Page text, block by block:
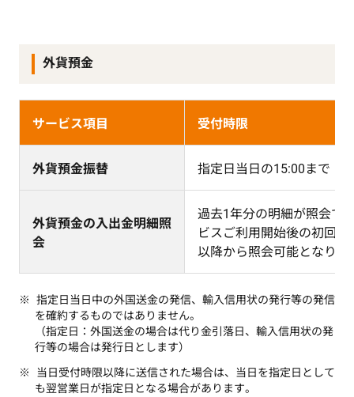
外貨預金
サービス項目 受付時限
外貨預金振替 指定日当日の15:00まで
外貨預金の入出金明細照
会
過去1年分の明細が照会で
ビスご利用開始後の初回入
以降から照会可能となりま
指定日当日中の外国送金の発信、輸入信用状の発行等の発信
を確約するものではありません。
（指定日：外国送金の場合は代り金引落日、輸入信用状の発
行等の場合は発行日とします）
当日受付時限以降に送信された場合は、当日を指定日として
も翌営業日が指定日となる場合があります。